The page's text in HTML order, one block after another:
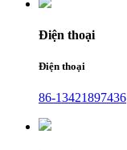
Điện thoại
Điện thoại
86-13421897436